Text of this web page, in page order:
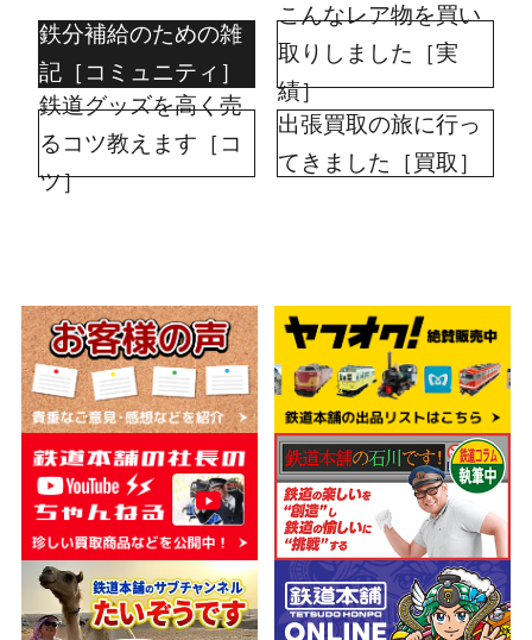
鉄分補給のための雑
記［コミュニティ］
こんなレア物を買い
取りしました［実
績］
鉄道グッズを高く売
るコツ教えます［コ
ツ］
出張買取の旅に行っ
てきました［買取］